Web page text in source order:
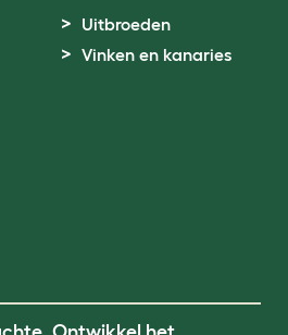
Uitbroeden
Vinken en kanaries